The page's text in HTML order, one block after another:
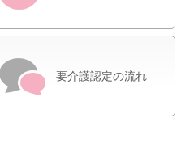
要介護認定の流れ